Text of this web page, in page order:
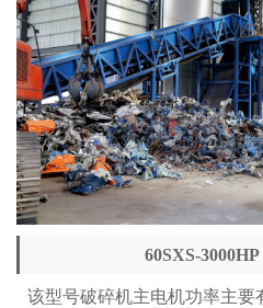
60SXS-
该型号破碎机主电机功率主要